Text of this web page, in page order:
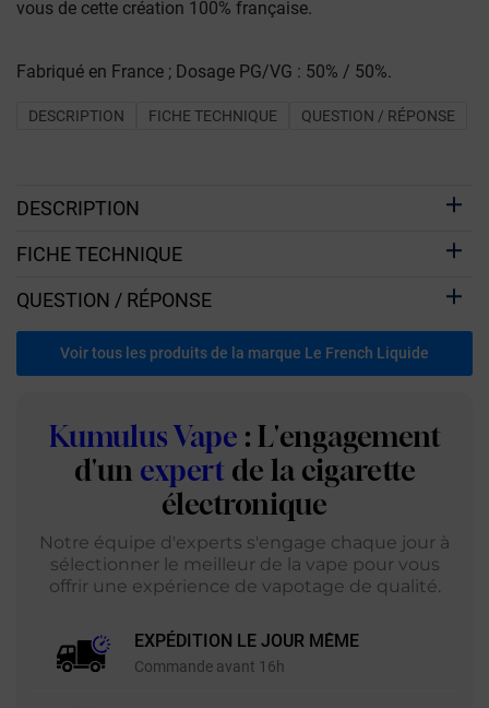
vous de cette création 100% française.
Fabriqué en France ; Dosage PG/VG : 50% / 50%.
DESCRIPTION FICHE TECHNIQUE QUESTION / RÉPONSE
DESCRIPTION
FICHE TECHNIQUE
QUESTION / RÉPONSE
Voir tous les produits de la marque Le French Liquide
Kumulus Vape : L'engagement
d'un expert de la cigarette
électronique
Notre équipe d'experts s'engage chaque jour à
sélectionner le meilleur de la vape pour vous
offrir une expérience de vapotage de qualité.
EXPÉDITION LE JOUR MÊME
Commande avant 16h